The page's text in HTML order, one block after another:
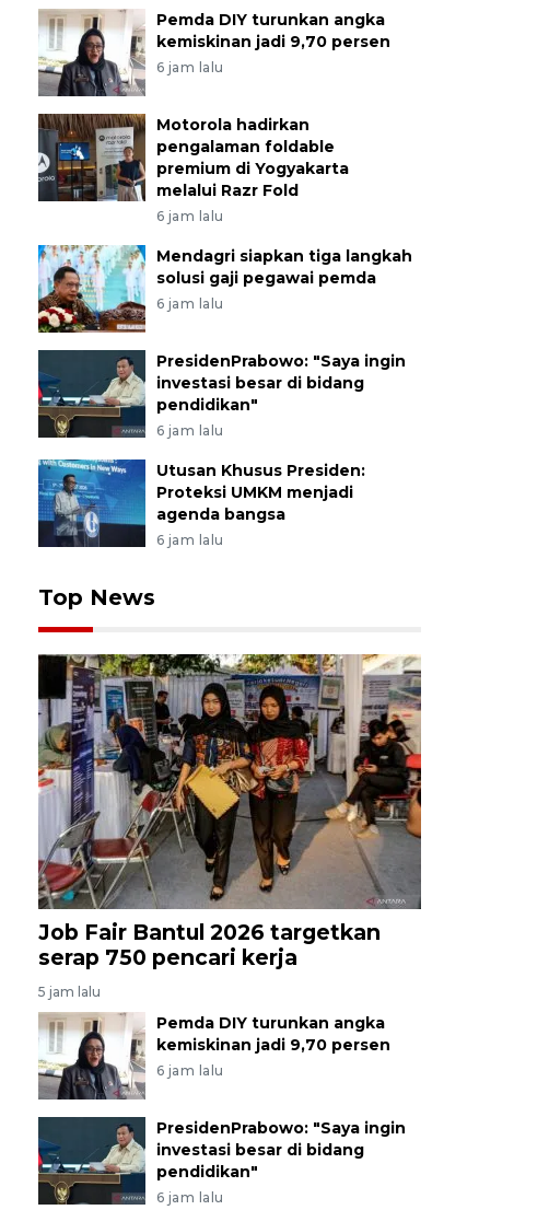
Pemda DIY turunkan angka
kemiskinan jadi 9,70 persen
6 jam lalu
Motorola hadirkan
pengalaman foldable
premium di Yogyakarta
melalui Razr Fold
6 jam lalu
Mendagri siapkan tiga langkah
solusi gaji pegawai pemda
6 jam lalu
PresidenPrabowo: "Saya ingin
investasi besar di bidang
pendidikan"
6 jam lalu
Utusan Khusus Presiden:
Proteksi UMKM menjadi
agenda bangsa
6 jam lalu
Top News
Job Fair Bantul 2026 targetkan
serap 750 pencari kerja
5 jam lalu
Pemda DIY turunkan angka
kemiskinan jadi 9,70 persen
6 jam lalu
PresidenPrabowo: "Saya ingin
investasi besar di bidang
pendidikan"
6 jam lalu